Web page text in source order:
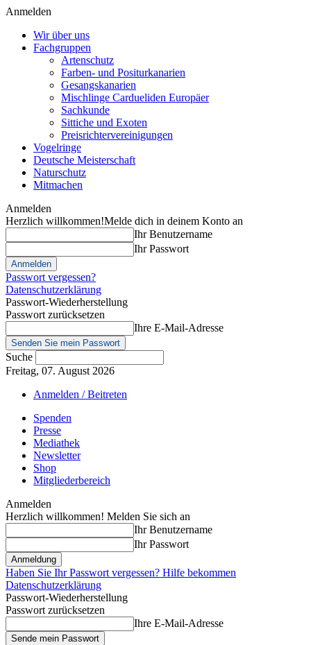
Anmelden
Wir über uns
Fachgruppen
Artenschutz
Farben- und Positurkanarien
Gesangskanarien
Mischlinge Cardueliden Europäer
Sachkunde
Sittiche und Exoten
Preisrichtervereinigungen
Vogelringe
Deutsche Meisterschaft
Naturschutz
Mitmachen
Anmelden
Herzlich willkommen!Melde dich in deinem Konto an
Ihr Benutzername
Ihr Passwort
Passwort vergessen?
Datenschutzerklärung
Passwort-Wiederherstellung
Passwort zurücksetzen
Ihre E-Mail-Adresse
Suche
Freitag, 07. August 2026
Anmelden / Beitreten
Spenden
Presse
Mediathek
Newsletter
Shop
Mitgliederbereich
Anmelden
Herzlich willkommen! Melden Sie sich an
Ihr Benutzername
Ihr Passwort
Haben Sie Ihr Passwort vergessen? Hilfe bekommen
Datenschutzerklärung
Passwort-Wiederherstellung
Passwort zurücksetzen
Ihre E-Mail-Adresse